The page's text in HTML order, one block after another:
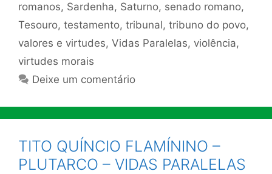
romanos, Sardenha, Saturno, senado romano,
Tesouro, testamento, tribunal, tribuno do povo,
valores e virtudes, Vidas Paralelas, violência,
virtudes morais
Deixe um comentário
TITO QUÍNCIO FLAMÍNINO –
PLUTARCO – VIDAS PARALELAS